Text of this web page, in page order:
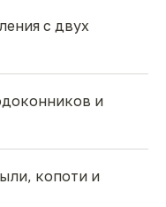
с двух
и
копоти и